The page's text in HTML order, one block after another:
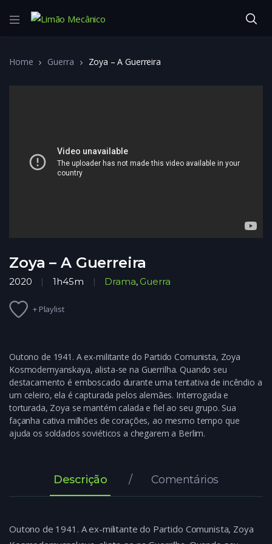
Home Guerra Zoya – A Guerreira
Zoya – A Guerreira
2020 1h45m Drama, Guerra
+ Playlist
Outono de 1941. A ex-militante do Partido Comunista, Zoya
Kosmodemyanskaya, alista-se na Guerrilha. Quando seu
destacamento é emboscado durante uma tentativa de incêndio a
um celeiro, ela é capturada pelos alemães. Interrogada e
torturada, Zoya se mantém calada e fiel ao seu grupo. Sua
façanha cativa milhões de corações, ao mesmo tempo que
ajuda os soldados soviéticos a chegarem a Berlim.
Descrição Comentários
Outono de 1941. A ex-militante do Partido Comunista, Zoya